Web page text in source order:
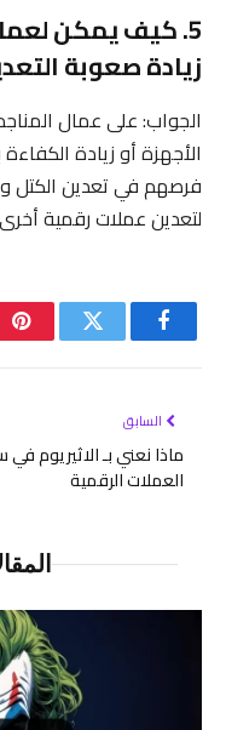
5. كيف يمكن
زيادة صعوبة
الجواب: على عمال
الأجهزة أو زيادة
فرصهم في تعدين الكتل
لتعدين عملات رقمية
فيسبوكتويتر
السابق
ماذا نعني بـ الاثيريوم
العملات الرقمية